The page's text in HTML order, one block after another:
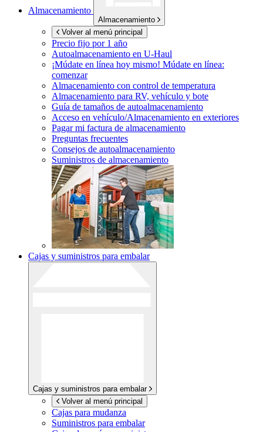
Almacenamiento
Almacenamiento
Volver al menú principal
Precio fijo por 1 año
Autoalmacenamiento en U-Haul
¡Múdate en línea hoy mismo! Múdate en línea:
comenzar
Almacenamiento con control de temperatura
Almacenamiento para RV, vehículo y bote
Guía de tamaños de autoalmacenamiento
Acceso en vehículo/Almacenamiento en exteriores
Pagar mi factura de almacenamiento
Preguntas frecuentes
Consejos de autoalmacenamiento
Suministros de almacenamiento
Cajas y suministros para embalar
Cajas y suministros para embalar
Volver al menú principal
Cajas para mudanza
Suministros para embalar